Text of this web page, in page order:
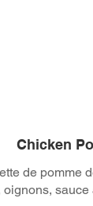
Chicken
de pomme
oignons,